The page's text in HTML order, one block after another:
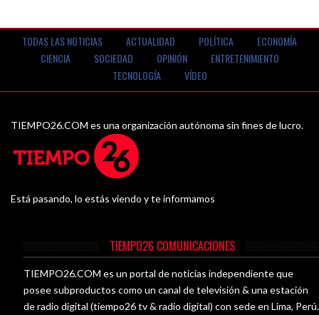
TODAS LAS NOTICIAS ACTUALIDAD POLÍTICA
ECONOMÍA
CIENCIA
SOCIEDAD OPINIÓN
ENTRETENIMIENTO
TECNOLOGÍA
VÍDEO
TIEMPO26.COM es una organización autónoma sin fines de lucro.
Está pasando, lo estás viendo y te informamos
TIEMPO26 COMUNICACIONES
TIEMPO26.COM es un portal de noticias independiente que
posee subproductos como un canal de televisión & una estación
de radio digital (tiempo26 tv & radio digital) con sede en Lima, Perú.